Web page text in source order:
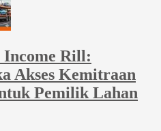
Income Rill:
Akses Kemitraan
Pemilik Lahan